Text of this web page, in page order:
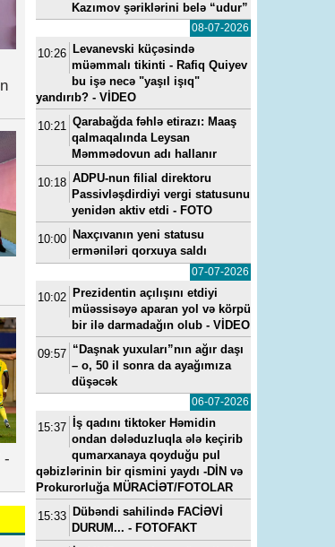
-
Kazımov şəriklərini belə “udur”
08-07-2026
10:26 Levanevski küçəsində
müəmmalı tikinti - Rafiq Quiyev
bu işə necə "yaşıl işıq"
yandırıb? - VİDEO
10:21 Qarabağda fəhlə etirazı: Maaş
qalmaqalında Leysan
Məmmədovun adı hallanır
10:18 ADPU-nun filial direktoru
Passivləşdirdiyi vergi statusunu
yenidən aktiv etdi - FOTO
10:00 Naxçıvanın yeni statusu
erməniləri qorxuya saldı
07-07-2026
10:02 Prezidentin açılışını etdiyi
müəssisəyə aparan yol və körpü
bir ilə darmadağın olub - VİDEO
09:57 “Daşnak yuxuları”nın ağır daşı
– o, 50 il sonra da ayağımıza
düşəcək
06-07-2026
15:37
İş qadını tiktoker Həmidin
ondan dələduzluqla ələ keçirib
qumarxanaya qoyduğu pul
qəbizlərinin bir qismini yaydı -DİN və
Prokurorluğa MÜRACİƏT/FOTOLAR
15:33 Dübəndi sahilində FACİƏVİ
DURUM... - FOTOFAKT